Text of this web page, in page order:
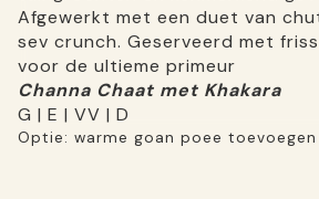
Afgewerkt met een duet van
sev crunch. Geserveerd met
voor de ultieme primeur
Channa Chaat met Khakara
G | E | VV | D
Optie: warme goan poee toevoegen